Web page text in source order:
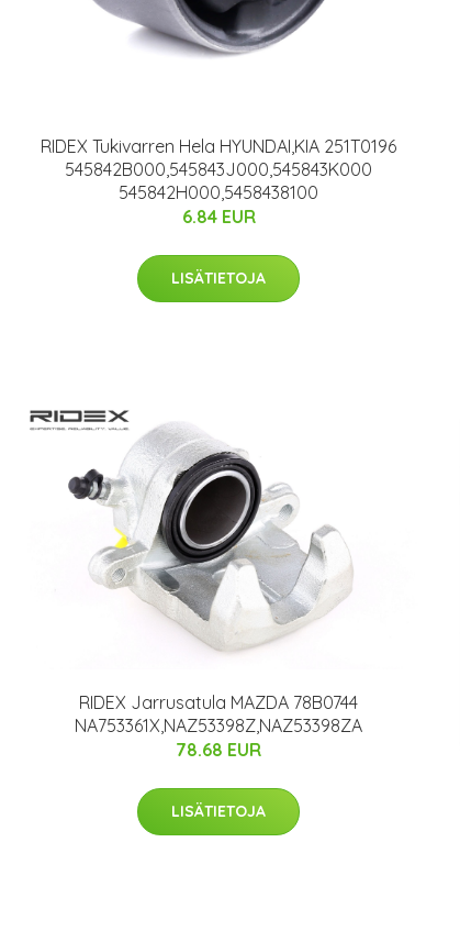
RIDEX Tukivarren Hela HYUNDAI,KIA 251T0196
545842B000,545843J000,545843K000
545842H000,5458438100
6.84 EUR
LISÄTIETOJA
RIDEX Jarrusatula MAZDA 78B0744
NA753361X,NAZ53398Z,NAZ53398ZA
78.68 EUR
LISÄTIETOJA